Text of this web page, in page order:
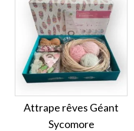
Attrape rêves Géant
Sycomore